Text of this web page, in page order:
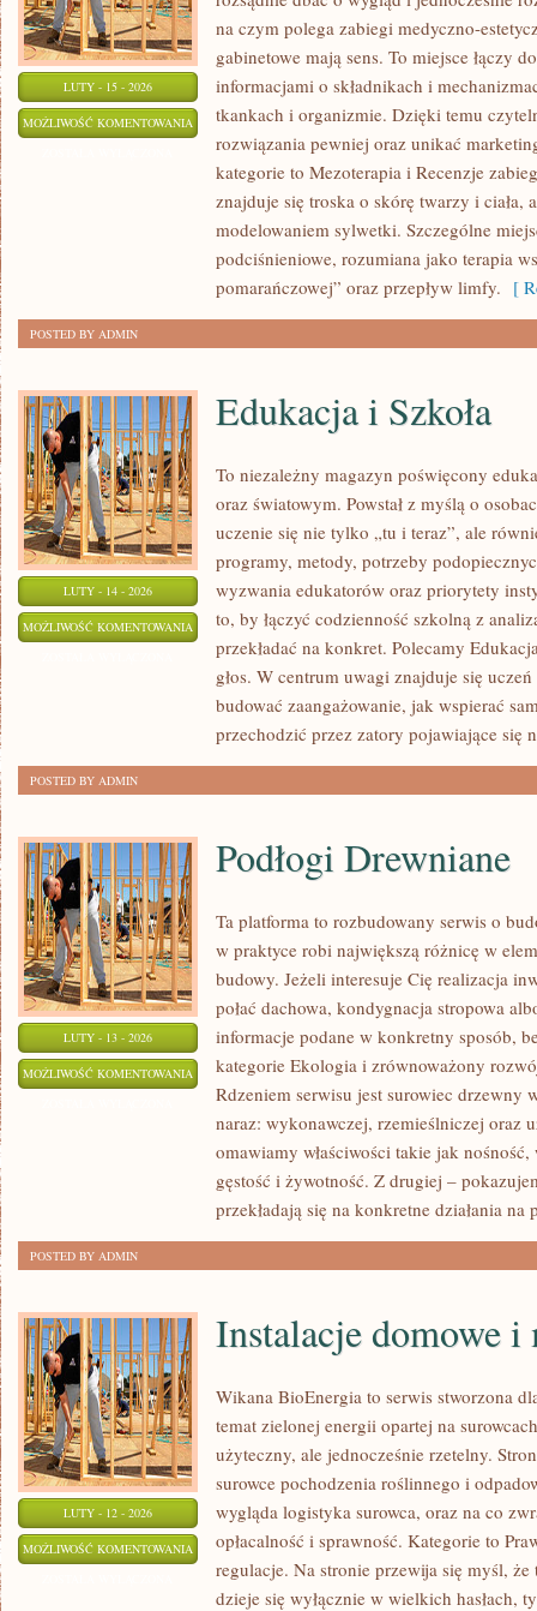
LUTY - 15 - 2026
MOŻLIWOŚĆ KOMENTOWANIA ANTI-
AGING
na czym polega zabiegi medyczno-
gabinetowe mają sens. To miejsce łączy
informacjami o składnikach i
tkankach i organizmie. Dzięki temu
rozwiązania pewniej oraz unikać
kategorie to Mezoterapia i Recenzje
znajduje się troska o skórę twarzy i ciała,
modelowaniem sylwetki. Szczególne
podciśnieniowe, rozumiana jako terapia
pomarańczowej” oraz przepływ limfy. [
POSTED BY ADMIN
LUTY - 14 - 2026
MOŻLIWOŚĆ KOMENTOWANIA EDUKACJA
SZKOŁA
Edukacja i Szkoła
To niezależny magazyn poświęcony
oraz światowym. Powstał z myślą o
uczenie się nie tylko „tu i teraz”, ale
programy, metody, potrzeby
wyzwania edukatorów oraz priorytety
to, by łączyć codzienność szkolną z
przekładać na konkret. Polecamy
głos. W centrum uwagi znajduje się
budować zaangażowanie, jak wspierać
przechodzić przez zatory pojawiające się
POSTED BY ADMIN
LUTY - 13 - 2026
MOŻLIWOŚĆ KOMENTOWANIA PODŁOGI
DREWNIANE
Podłogi Drewniane
Ta platforma to rozbudowany serwis o
w praktyce robi największą różnicę w
budowy. Jeżeli interesuje Cię realizacja
połać dachowa, kondygnacja stropowa
informacje podane w konkretny sposób,
kategorie Ekologia i zrównoważony
Rdzeniem serwisu jest surowiec drzewny
naraz: wykonawczej, rzemieślniczej oraz
omawiamy właściwości takie jak
gęstość i żywotność. Z drugiej –
przekładają się na konkretne działania na
POSTED BY ADMIN
LUTY - 12 - 2026
MOŻLIWOŚĆ KOMENTOWANIA INSTALACJE
DOMOWE
Instalacje domowe i
Wikana BioEnergia to serwis stworzona
temat zielonej energii opartej na
użyteczny, ale jednocześnie rzetelny.
surowce pochodzenia roślinnego i
wygląda logistyka surowca, oraz na co
opłacalność i sprawność. Kategorie to
regulacje. Na stronie przewija się myśl,
dzieje się wyłącznie w wielkich hasłach,